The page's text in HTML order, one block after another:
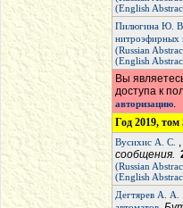
(English
Пилюгина Ю. В.
нитроэфирных
(Russian
(English
Вы
доступа к
авторизацию.
Год 2019,
Вусихис А. С. ,
сообщения.
(Russian
(English
Дегтярев А. А.